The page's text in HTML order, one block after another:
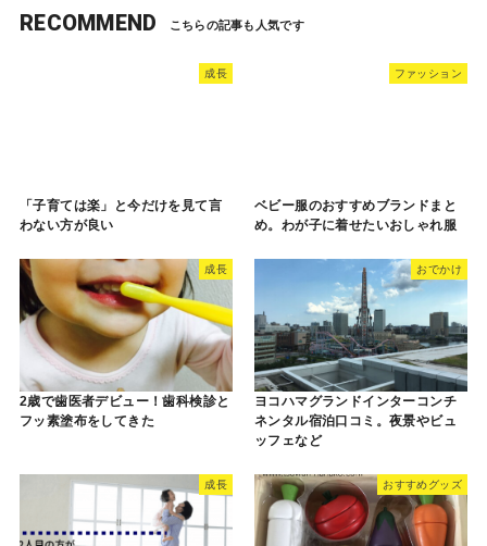
RECOMMEND
成長
「子育ては楽」と今だけを見て言
わない方が良い
ファッション
ベビー服のおすすめブランドまと
め。わが子に着せたいおしゃれ服
成長
2歳で歯医者デビュー！歯科検診と
フッ素塗布をしてきた
おでかけ
ヨコハマグランドインターコンチ
ネンタル宿泊口コミ。夜景やビュ
ッフェなど
成長 おすすめグッズ